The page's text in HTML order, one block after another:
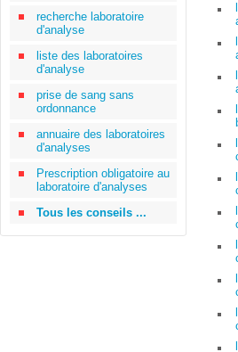
recherche laboratoire
d'analyse
liste des laboratoires
d'analyse
prise de sang sans
ordonnance
annuaire des laboratoires
d'analyses
Prescription obligatoire au
laboratoire d'analyses
Tous les conseils ...